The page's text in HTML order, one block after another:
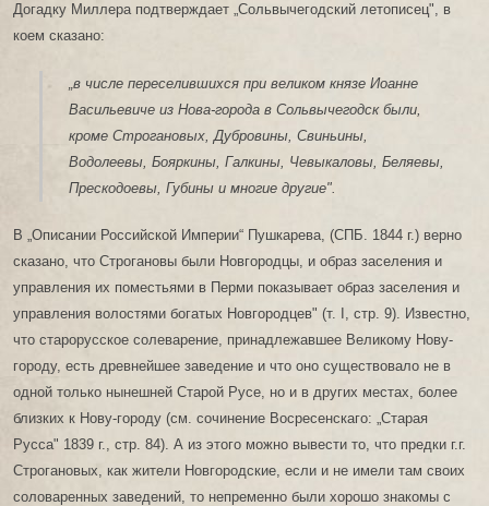
Догадку Миллера подтверждает „Сольвычегодский летописец", в
коем сказано:
„в числе переселившихся при великом князе Иоанне
Васильевиче из Нова-города в Сольвычегодск были,
кроме Строгановых, Дубровины, Свиньины,
Водолеевы, Бояркины, Галкины, Чевыкаловы, Беляевы,
Прескодоевы, Губины и многие другие".
В „Описании Российской Империи“ Пушкарева, (СПБ. 1844 г.) верно
сказано, что Строгановы были Новгородцы, и образ заселения и
управления их поместьями в Перми показывает образ заселения и
управления волостями богатых Новгородцев" (т. I, стр. 9). Известно,
что старорусское солеварение, принадлежавшее Великому Нову-
городу, есть древнейшее заведение и что оно существовало не в
одной только нынешней Старой Русе, но и в других местах, более
близких к Нову-городу (см. сочинение Восресенскаго: „Старая
Русса" 1839 г., стр. 84). А из этого можно вывести то, что предки г.г.
Строгановых, как жители Новгородские, если и не имели там своих
соловаренных заведений, то непременно были хорошо знакомы с